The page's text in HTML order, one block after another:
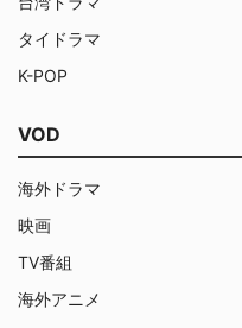
タイドラマ
K-POP
VOD
海外ドラマ
映画
TV番組
海外アニメ